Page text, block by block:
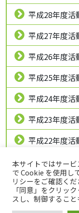
平成28年度活
平成27年度活
平成26年度活
平成25年度活
平成24年度活
平成23年度活
平成22年度活
平成21年度活
トップページ
プ
本サイトではサー
で Cookie を使用し
リシーをご確認く
「同意」をクリッ
スし、制御すること